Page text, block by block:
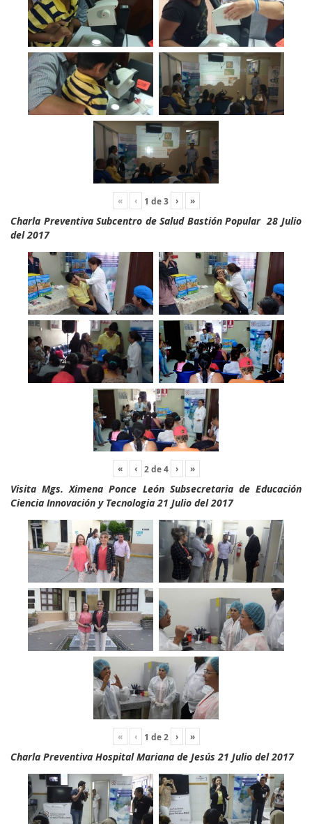
« ‹ 1 de3 › »
Charla Preventiva Subcentro de Salud Bastión Popular 28 Julio
del 2017
« ‹ 2de4 › »
Visita Mgs. Ximena Ponce León Subsecretaria de Educación
Ciencia Innovación y Tecnologia 21 Julio del 2017
« ‹ 1 de2 › »
Charla Preventiva Hospital Mariana de Jesús 21 Julio del 2017